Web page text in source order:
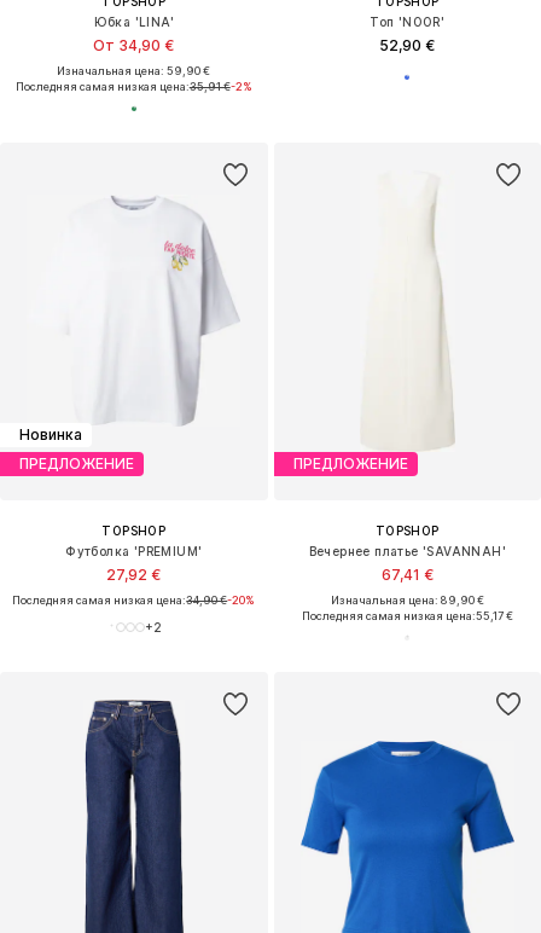
Юбка 'LINA'
От 34,90 €
Изначальная цена: 59,90 €
Последняя самая низкая цена:35,91 €-2%
Топ 'NOOR'
52,90 €
Новинка
ПРЕДЛОЖЕНИЕ
TOPSHOP
Футболка 'PREMIUM'
27,92 €
Последняя самая низкая цена:34,90 €-20%
+2
ПРЕДЛОЖЕНИЕ
TOPSHOP
Вечернее платье 'SAVANNAH'
67,41 €
Изначальная цена: 89,90 €
Последняя самая низкая цена:55,17 €